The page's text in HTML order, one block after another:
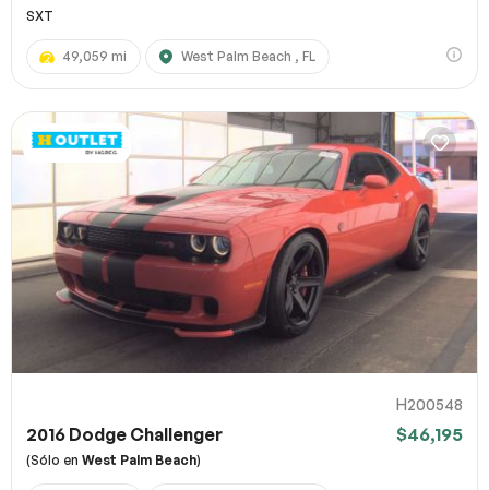
SXT
49,059 mi West Palm Beach , FL
H200548
2016 Dodge Challenger $46,195
(Sólo en West Palm Beach)